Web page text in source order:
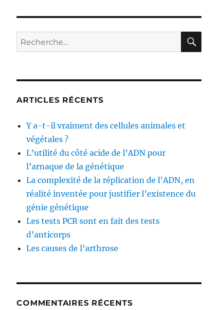
antibiotiques
Recherche
pour :
ARTICLES RÉCENTS
Y a-t-il vraiment des cellules animales et
végétales ?
L’utilité du côté acide de l’ADN pour
l’arnaque de la génétique
La complexité de la réplication de l’ADN, en
réalité inventée pour justifier l’existence du
génie génétique
Les tests PCR sont en fait des tests
d’anticorps
Les causes de l’arthrose
COMMENTAIRES RÉCENTS